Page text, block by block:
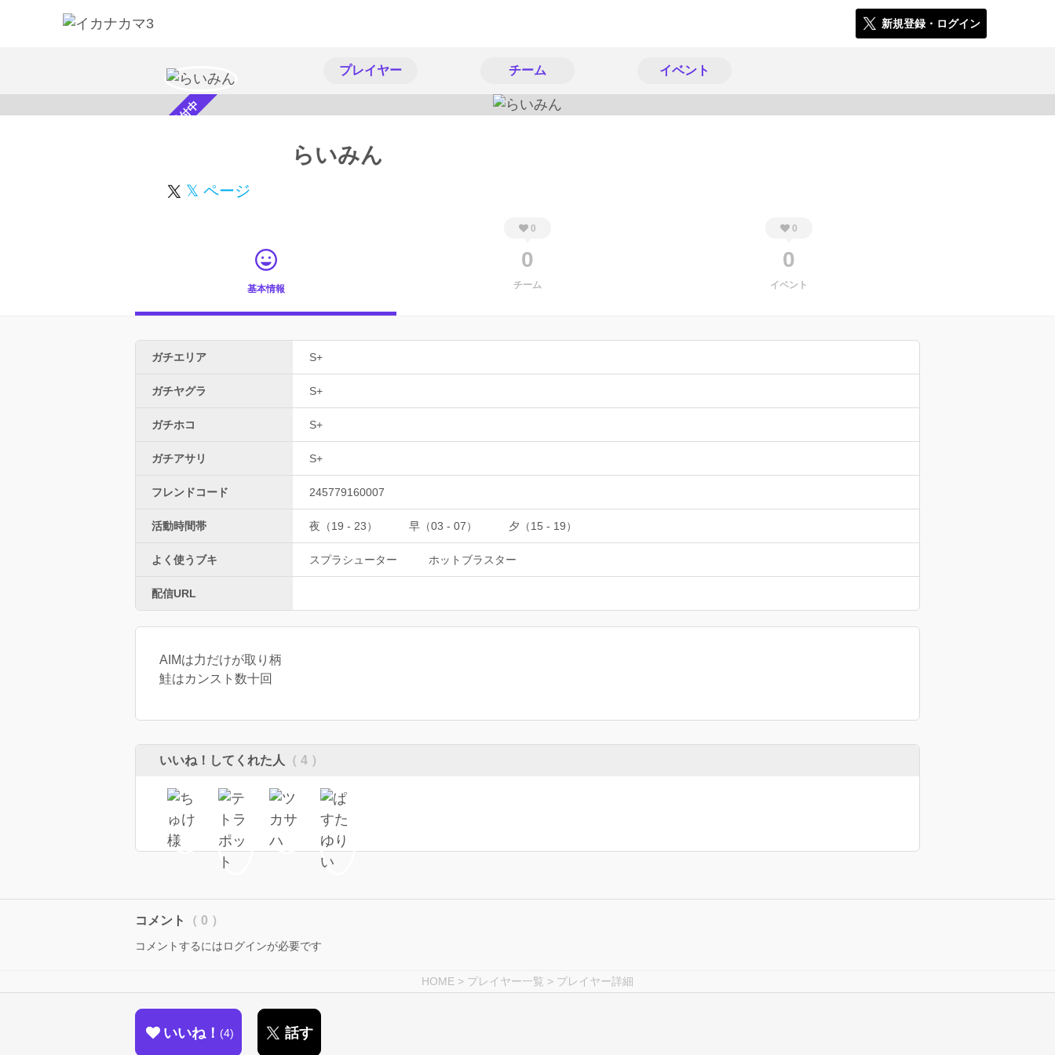
新規登録・ログイン
プレイヤー チーム イベント
スカウト受付中 らいみん
𝕏 ページ
基本情報
0
0
チーム
0
0
イベント
ガチエリア S+
ガチヤグラ S+
ガチホコ S+
ガチアサリ S+
フレンドコード 245779160007
活動時間帯 夜（19 - 23） 早（03 - 07） 夕（15 - 19）
よく使うブキ スプラシューター ホットブラスター
配信URL
AIMは力だけが取り柄
鮭はカンスト数十回
いいね！してくれた人 （ 4 ）
コメント （ 0 ）
コメントするにはログインが必要です
HOME > プレイヤー一覧 > プレイヤー詳細
いいね！ 4 話す